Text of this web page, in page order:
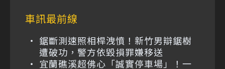
車訊最前線
鋸斷測速照相桿洩憤！新竹男辯鋸樹
遭破功，警方依毀損罪嫌移送
宜蘭礁溪超佛心「誠實停車場」！一